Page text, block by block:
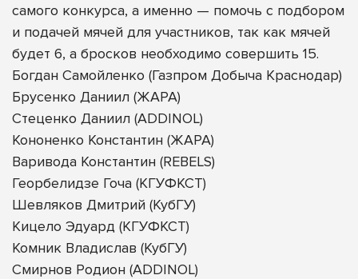
самого конкурса, а именно — помочь с подбором
и подачей мячей для участников, так как мячей
будет 6, а бросков необходимо совершить 15.
Богдан Самойленко (Газпром Добыча Краснодар)
Брусенко Даниил (ЖАРА)
Стеценко Даниил (ADDINOL)
Кононенко Константин (ЖАРА)
Варивода Константин (REBELS)
Георбелидзе Гоча (КГУФКСТ)
Шевляков Дмитрий (КубГУ)
Кицело Эдуард (КГУФКСТ)
Комник Владислав (КубГУ)
Смирнов Родион (ADDINOL)